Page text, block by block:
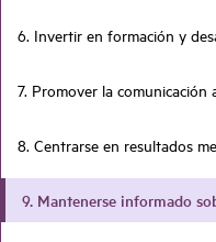
6. Invertir en formación y
7. Promover la comunicación
8. Centrarse en resultados
9. Mantenerse informado